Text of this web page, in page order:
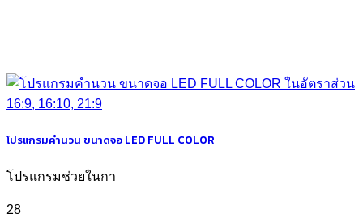
โปรแกรมคำนวน ขนาดจอ LED FULL COLOR
โปรแกรมช่วยในกา
28